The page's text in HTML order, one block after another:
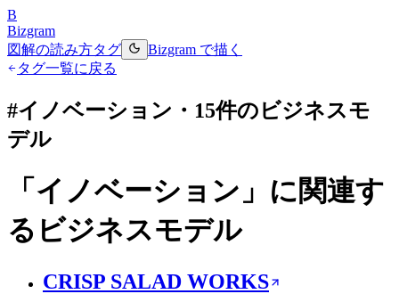
B
Bizgram
図解の読み方タグ
Bizgram で描く
タグ一覧に戻る
#イノベーション ・ 15件のビジネスモ
デル
「 イノベーション 」に関連す
るビジネスモデル
CRISP SALAD WORKS